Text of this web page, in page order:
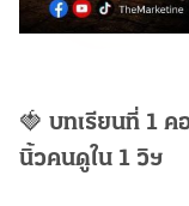
🍓 บทเรียนที่ 1
นิ้วคนดูใน 1 วิฯ